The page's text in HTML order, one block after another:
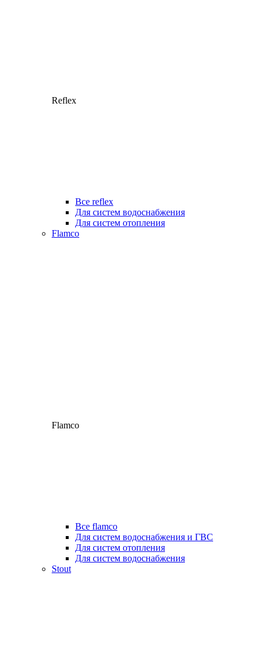
Reflex
Все reflex
Для систем водоснабжения
Для систем отопления
Flamco
Flamco
Все flamco
Для систем водоснабжения и ГВС
Для систем отопления
Для систем водоснабжения
Stout